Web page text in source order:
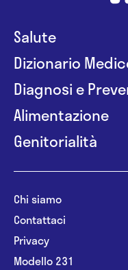
Salute
Dizionario
Diagnosi e
Alimentazione
Genitorialità
Chi siamo
Contattaci
Privacy
Modello 231